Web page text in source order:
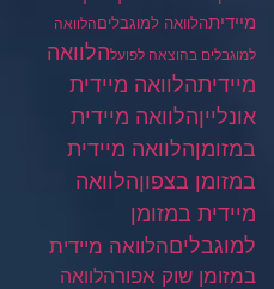
מיידיתהלוואה למוגבליםהלוואה
למוגבלים בהוצאה לפועלהלוואה
מיידיתהלוואה מיידית
אונלייןהלוואה מיידית
במזומןהלוואה מיידית
במזומן בצפוןהלוואה
מיידית במזומן
למוגבליםהלוואה מיידית
במזומן שוק אפורהלוואה